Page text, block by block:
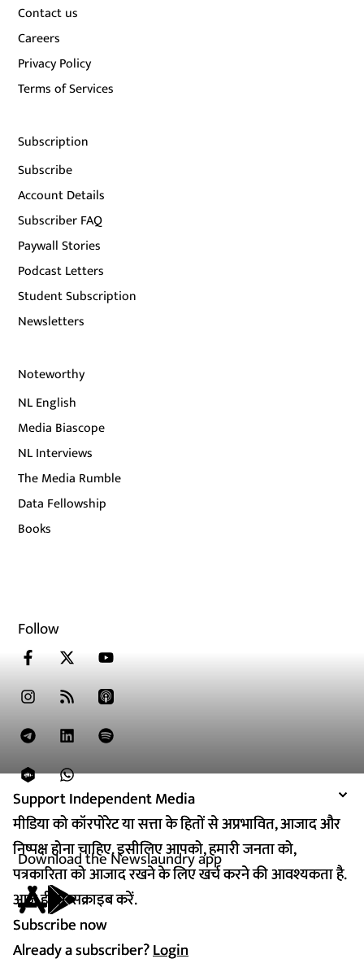
Support Independent Media
मीडिया को कॉरपोरेट या सत्ता के हितों से अप्रभावित, आजाद और
निष्पक्ष होना चाहिए. इसीलिए आपको, हमारी जनता को,
पत्रकारिता को आजाद रखने के लिए खर्च करने की आवश्यकता है.
आज ही सब्सक्राइब करें.
Subscribe now
Already a subscriber?Login
Support Independent Media
मीडिया को कॉरपोरेट या सत्ता के हितों से अप्रभावित, आजाद और
निष्पक्ष होना चाहिए. इसीलिए आपको, हमारी जनता को,
पत्रकारिता को आजाद रखने के लिए खर्च करने की आवश्यकता है.
आज ही सब्सक्राइब करें.
Subscribe now
Already a subscriber?Login
Contact us
Careers
Privacy Policy
Terms of Services
Subscription
Subscribe
Account Details
Subscriber FAQ
Paywall Stories
Podcast Letters
Student Subscription
Newsletters
Noteworthy
NL English
Media Biascope
NL Interviews
The Media Rumble
Data Fellowship
Books
Follow
Download the Newslaundry app